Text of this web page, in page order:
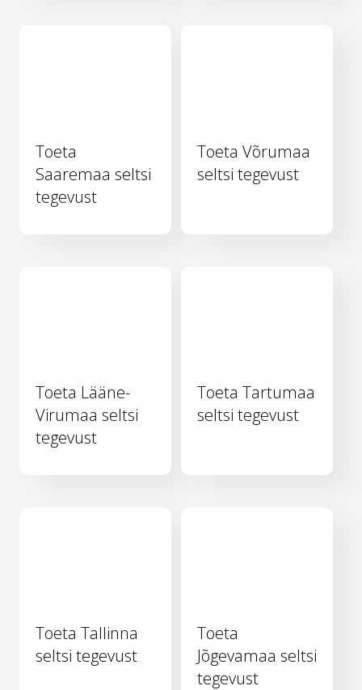
Toeta
Saaremaa seltsi
tegevust
Toeta Võrumaa
seltsi tegevust
Toeta Lääne-
Virumaa seltsi
tegevust
Toeta Tartumaa
seltsi tegevust
Toeta Tallinna
seltsi tegevust
Toeta
Jõgevamaa seltsi
tegevust